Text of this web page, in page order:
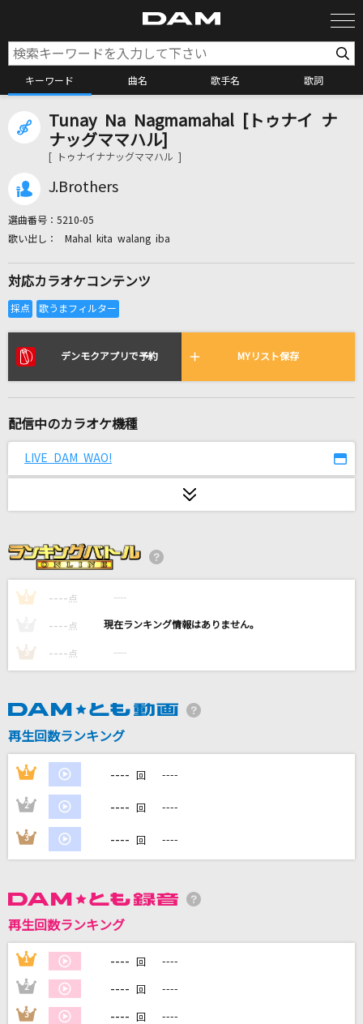
キーワード 曲名 歌手名 歌詞
カラオケ検索
カラオケリクエスト
リアルタイムで歌われている曲の一覧
[生音]未来
君がドアを閉めた後
back number
Mrs. GREEN APPLE
ニュー・マイ・ノーマル
トワイライト-夕暮れ便り-
[生音]チェリー
スピッツ
メランコリーキッチン
米津玄師
[生音]桜
ゆけむり魂温泉II
魂音泉
Tunay Na Nagmamahal [トゥナイ ナ
ナッグママハル]
[ トゥナイナナッグママハル ]
J.Brothers
選曲番号： 5210-05
Mahal kita walang iba
対応カラオケコンテンツ
デンモクアプリで予約 MYリスト保存
配信中のカラオケ機種
LIVE DAM WAO!
1 ---- 点 ----
---- 点 ----
3 ---- 点 ----
再生回数ランキング
1 ---- 回 ----
2 ---- 回 ----
3 ---- 回 ----
再生回数ランキング
1 ---- 回 ----
2 ---- 回 ----
3 ---- 回 ----